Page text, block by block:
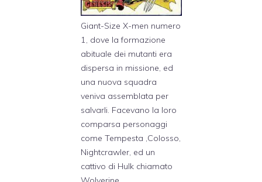
Giant-Size X-men numero
1, dove la formazione
abituale dei mutanti era
dispersa in missione, ed
una nuova squadra
veniva assemblata per
salvarli. Facevano la loro
comparsa personaggi
come Tempesta ,Colosso,
Nightcrawler, ed un
cattivo di Hulk chiamato